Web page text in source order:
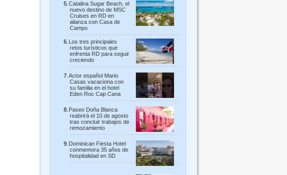
Catalina Sugar Beach, el
nuevo destino de MSC
Cruises en RD en
alianza con Casa de
Campo
Los tres principales
retos turísticos que
enfrenta RD para seguir
creciendo
Actor español Mario
Casas vacaciona con
su familia en el hotel
Eden Roc Cap Cana
Paseo Doña Blanca
reabrirá el 10 de agosto
tras concluir trabajos de
remozamiento
Dominican Fiesta Hotel
conmemora 35 años de
hospitalidad en SD